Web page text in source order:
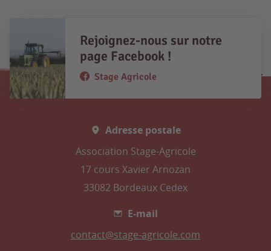
Rejoignez-nous sur notre
page Facebook !
Stage Agricole
Adresse postale
Association Stage-Agricole
17 cours Xavier Arnozan
33082 Bordeaux Cedex
E-mail
contact@stage-agricole.com